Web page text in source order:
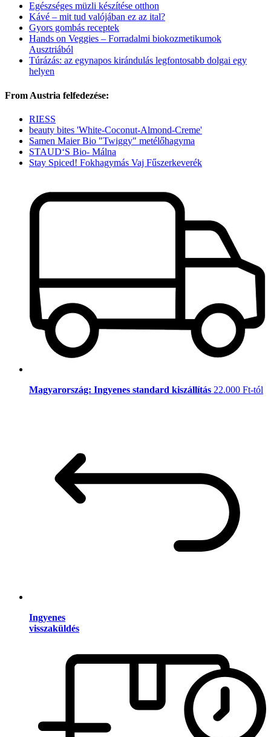
Egészséges müzli készítése otthon
Kávé – mit tud valójában ez az ital?
Gyors gombás receptek
Hands on Veggies – Forradalmi biokozmetikumok
Ausztriából
Túrázás: az egynapos kirándulás legfontosabb dolgai egy
helyen
From Austria felfedezése:
RIESS
beauty bites 'White-Coconut-Almond-Creme'
Samen Maier Bio "Twiggy" metélőhagyma
STAUD‘S Bio- Málna
Stay Spiced! Fokhagymás Vaj Fűszerkeverék
Magyarország: Ingyenes standard kiszállítás 22.000 Ft-tól
Ingyenes
visszaküldés